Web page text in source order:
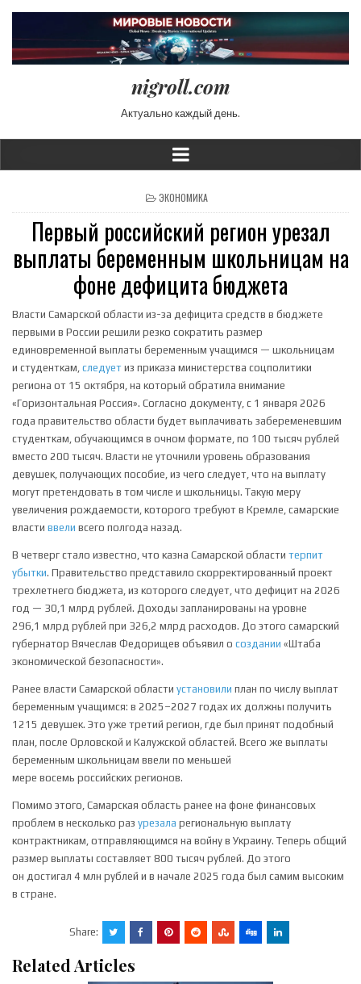
nigroll.com
Актуально каждый день.
POSTED IN
ЭКОНОМИКА
Первый российский регион урезал
выплаты беременным школьницам на
фоне дефицита бюджета
Власти Самарской области из-за дефицита средств в бюджете
первыми в России решили резко сократить размер
единовременной выплаты беременным учащимся — школьницам
и студенткам, следует из приказа министерства соцполитики
региона от 15 октября, на который обратила внимание
«Горизонтальная Россия». Согласно документу, с 1 января 2026
года правительство области будет выплачивать забеременевшим
студенткам, обучающимся в очном формате, по 100 тысяч рублей
вместо 200 тысяч. Власти не уточнили уровень образования
девушек, получающих пособие, из чего следует, что на выплату
могут претендовать в том числе и школьницы. Такую меру
увеличения рождаемости, которого требуют в Кремле, самарские
власти ввели всего полгода назад.
В четверг стало известно, что казна Самарской области терпит
убытки. Правительство представило скорректированный проект
трехлетнего бюджета, из которого следует, что дефицит на 2026
год — 30,1 млрд рублей. Доходы запланированы на уровне
296,1 млрд рублей при 326,2 млрд расходов. До этого самарский
губернатор Вячеслав Федорищев объявил о создании «Штаба
экономической безопасности».
Ранее власти Самарской области установили план по числу выплат
беременным учащимся: в 2025–2027 годах их должны получить
1215 девушек. Это уже третий регион, где был принят подобный
план, после Орловской и Калужской областей. Всего же выплаты
беременным школьницам ввели по меньшей
мере восемь российских регионов.
Помимо этого, Самарская область ранее на фоне финансовых
проблем в несколько раз урезала региональную выплату
контрактникам, отправляющимся на войну в Украину. Теперь общий
размер выплаты составляет 800 тысяч рублей. До этого
он достигал 4 млн рублей и в начале 2025 года был самим высоким
в стране.
Share:
Related Articles